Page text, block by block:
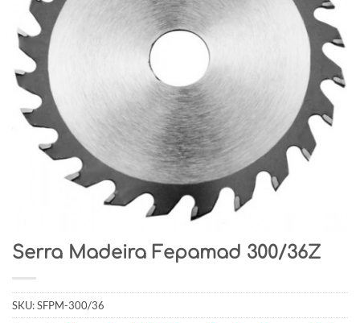
Serra Madeira Fepamad 300/36Z
SKU:SFPM-300/36